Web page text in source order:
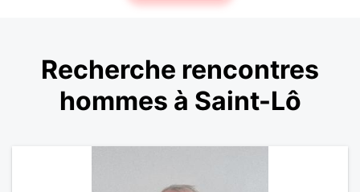
Recherche rencontres
hommes à Saint-Lô